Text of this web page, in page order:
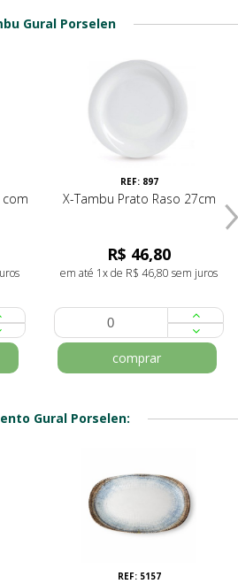
Gural Porselen
com
REF: 897
X-Tambu Prato Raso 27cm
R$ 46,80
em até 1x de R$ 46,80 sem juros
comprar
Gural Porselen:
REF: 5157